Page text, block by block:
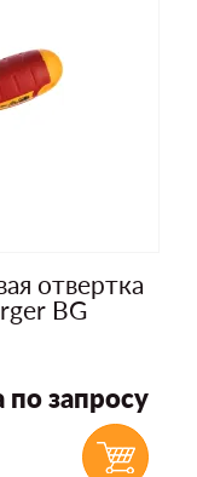
отвертка
BG
по запросу